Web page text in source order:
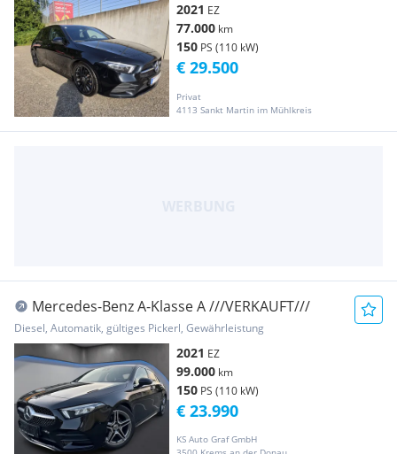
2021 EZ
77.000 km
150 PS (110 kW)
Privat
4113 Sankt Martin im Mühlkreis
€ 29.500
Mercedes-Benz A-Klasse A ///VERKAUFT///
Diesel, Automatik, gültiges Pickerl, Gewährleistung
2021 EZ
99.000 km
150 PS (110 kW)
KS Auto Graf GmbH
€ 23.990